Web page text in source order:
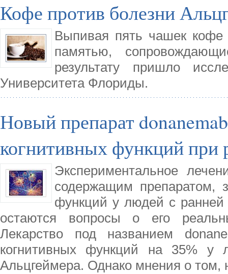
Кофе против болезни
Выпивая пять чашек
памятью,
результату пришло
Университета Флориды.
Новый препарат
когнитивных функций при
Экспериментальное
содержащим препаратом,
функций у людей с ранней
остаются вопросы о его
Лекарство под названием
когнитивных функций на 35% у
Альцгеймера. Однако мнения о том,